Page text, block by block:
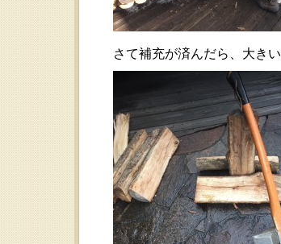
さて補充が済んだら、大き